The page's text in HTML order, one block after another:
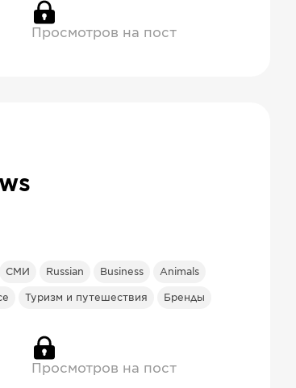
Просмотров на пост
СМИ Russian Business Animals
Туризм и путешествия Бренды
Просмотров на пост